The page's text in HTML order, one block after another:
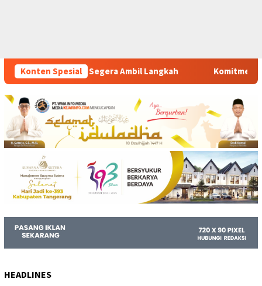
Konten Spesial
Langkah Komitmen Polsek Tigaraksa Tindak Tegas
HEADLINES